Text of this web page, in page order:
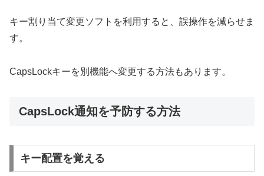
キー割り当て変更ソフトを利用すると、誤操作を減らせま
す。
CapsLockキーを別機能へ変更する方法もあります。
CapsLock通知を予防する方法
キー配置を覚える